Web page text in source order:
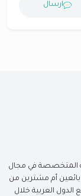
ارسال
المتخصصة في مجال
بائعين أم مشترين من
العربية خلال